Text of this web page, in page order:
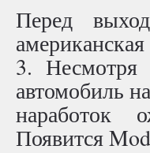
Перед
3. Несмотря
автомобиль
наработок
Появится